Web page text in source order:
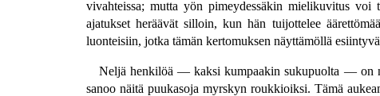
vivahteissa; mutta yön pimeydessäkin mielikuvitus
ajatukset heräävät silloin, kun hän tuijottelee
luonteisiin, jotka tämän kertomuksen näyttämöllä
Neljä henkilöä — kaksi kumpaakin sukupuolta — on
sanoo näitä puukasoja myrskyn roukkioiksi. Tämä